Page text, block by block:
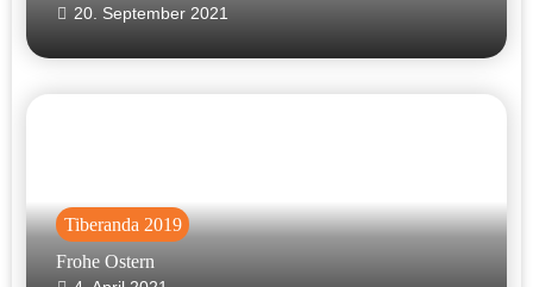
20. September 2021
Tiberanda 2019
Frohe Ostern